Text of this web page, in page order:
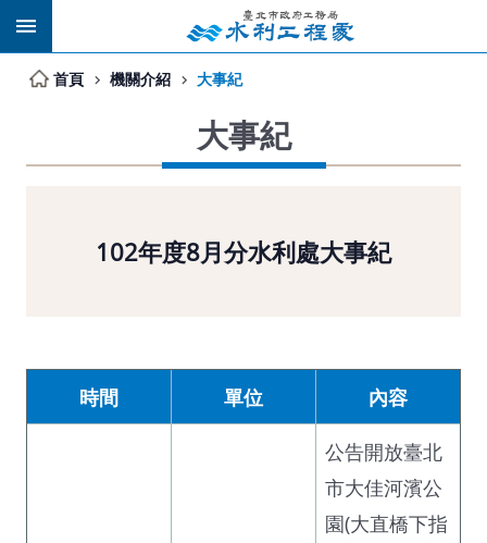
跳到主要內容區塊
首頁 機關介紹 大事紀
大事紀
102年度8月分水利處大事紀
時間 單位 內容
公告開放臺北
市大佳河濱公
園(大直橋下指